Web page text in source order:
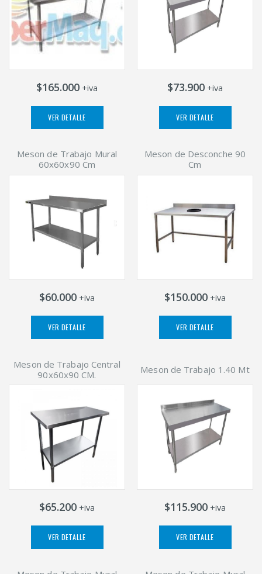
$165.000 +iva
VER DETALLE
$73.900 +iva
VER DETALLE
Meson de Trabajo Mural
60x60x90 Cm
$60.000 +iva
VER DETALLE
Meson de Desconche 90
Cm
$150.000 +iva
VER DETALLE
Meson de Trabajo Central
90x60x90 CM.
$65.200 +iva
VER DETALLE
Meson de Trabajo 1.40 Mt
$115.900 +iva
VER DETALLE